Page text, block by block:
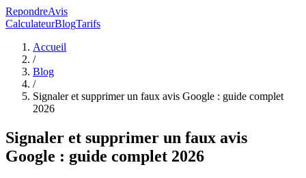
RepondreAvis
CalculateurBlogTarifs
Accueil
/
Blog
/
Signaler et supprimer un faux avis Google : guide complet
2026
Signaler et supprimer un faux avis
Google : guide complet 2026